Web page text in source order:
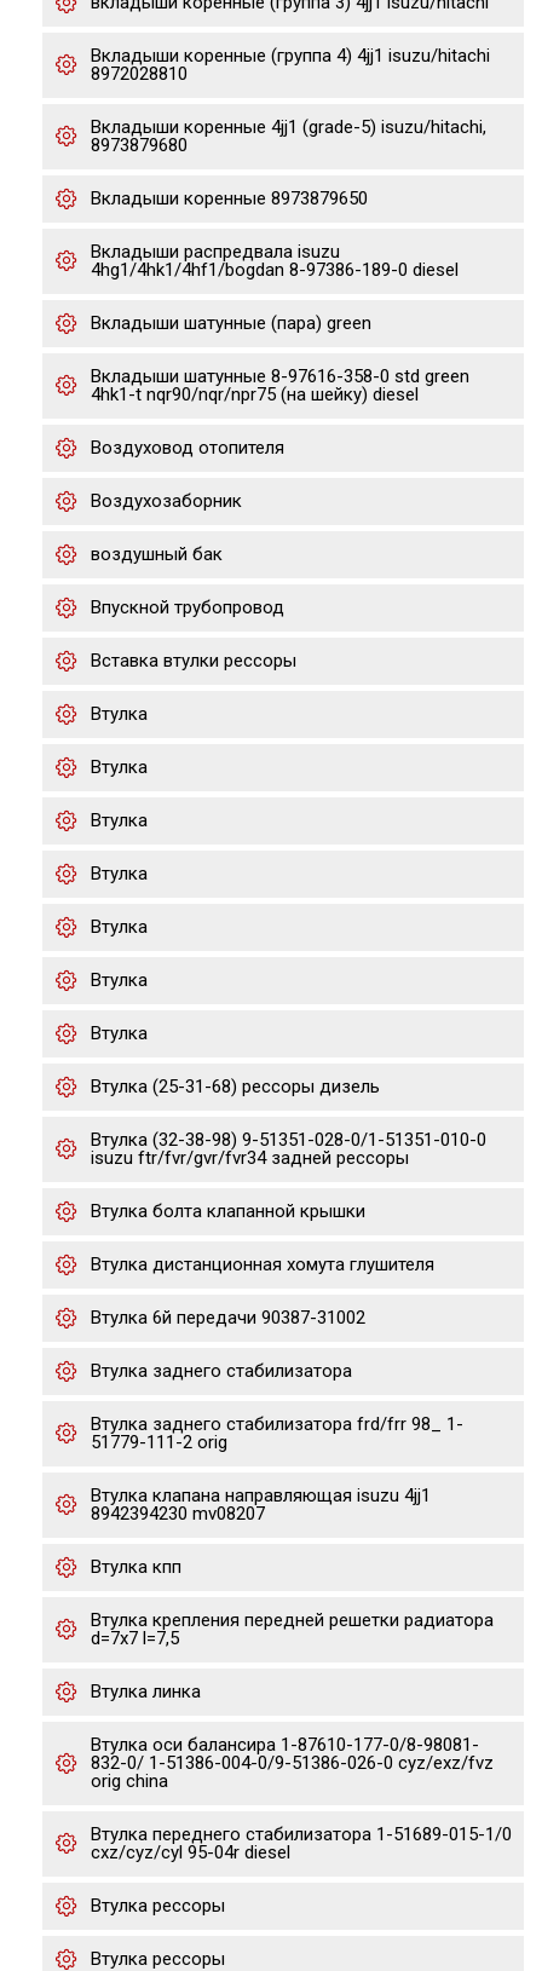
Вкладыши коренные (группа 4) 4jj1 isuzu/hitachi
8972028810
Вкладыши коренные 4jj1 (grade-5) isuzu/hitachi,
8973879680
Вкладыши коренные 8973879650
Вкладыши распредвала isuzu
4hg1/4hk1/4hf1/bogdan 8-97386-189-0 diesel
Вкладыши шатунные (пара) green
Вкладыши шатунные 8-97616-358-0 std green
4hk1-t nqr90/nqr/npr75 (на шейку) diesel
Воздуховод отопителя
Воздухозаборник
воздушный бак
Впускной трубопровод
Вставка втулки рессоры
Втулка
Втулка
Втулка
Втулка
Втулка
Втулка
Втулка
Втулка (25-31-68) рессоры дизель
Втулка (32-38-98) 9-51351-028-0/1-51351-010-0
isuzu ftr/fvr/gvr/fvr34 задней рессоры
Втулка болта клапанной крышки
Втулка дистанционная хомута глушителя
Втулка 6й передачи 90387-31002
Втулка заднего стабилизатора
Втулка заднего стабилизатора frd/frr 98_ 1-
51779-111-2 orig
Втулка клапана направляющая isuzu 4jj1
8942394230 mv08207
Втулка кпп
Втулка крепления передней решетки радиатора
d=7x7 l=7,5
Втулка линка
Втулка оси балансира 1-87610-177-0/8-98081-
832-0/ 1-51386-004-0/9-51386-026-0 cyz/exz/fvz
orig china
Втулка переднего стабилизатора 1-51689-015-1/0
cxz/cyz/cyl 95-04r diesel
Втулка рессоры
Втулка рессоры